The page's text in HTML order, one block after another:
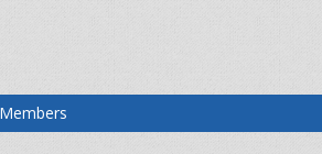
Members